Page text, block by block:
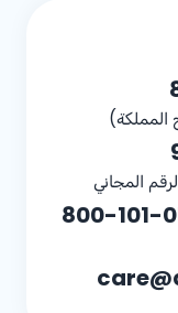
المملكة)
المجاني
800-101-